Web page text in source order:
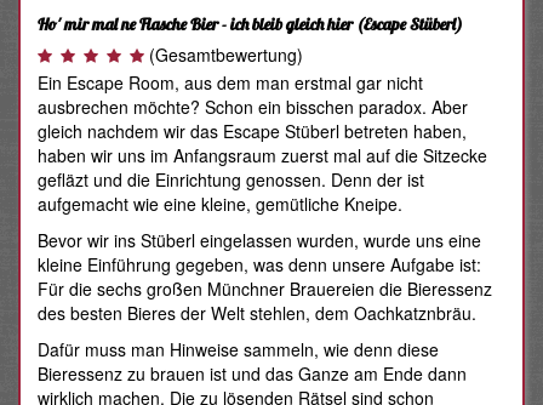
Ho' mir mal ne Flasche Bier - ich bleib gleich hier(Escape Stüberl)
(Gesamtbewertung)
Ein Escape Room, aus dem man erstmal gar nicht
ausbrechen möchte? Schon ein bisschen paradox. Aber
gleich nachdem wir das Escape Stüberl betreten haben,
haben wir uns im Anfangsraum zuerst mal auf die Sitzecke
gefläzt und die Einrichtung genossen. Denn der ist
aufgemacht wie eine kleine, gemütliche Kneipe.
Bevor wir ins Stüberl eingelassen wurden, wurde uns eine
kleine Einführung gegeben, was denn unsere Aufgabe ist:
Für die sechs großen Münchner Brauereien die Bieressenz
des besten Bieres der Welt stehlen, dem Oachkatznbräu.
Dafür muss man Hinweise sammeln, wie denn diese
Bieressenz zu brauen ist und das Ganze am Ende dann
wirklich machen. Die zu lösenden Rätsel sind schon